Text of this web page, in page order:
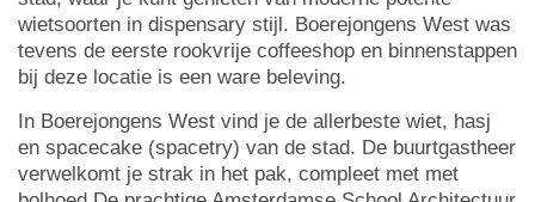
wietsoorten in dispensary stijl. Boerejongens West was
tevens de eerste rookvrije coffeeshop en binnenstappen
bij deze locatie is een ware beleving.
In Boerejongens West vind je de allerbeste wiet, hasj
en spacecake (spacetry) van de stad. De buurtgastheer
verwelkomt je strak in het pak, compleet met met